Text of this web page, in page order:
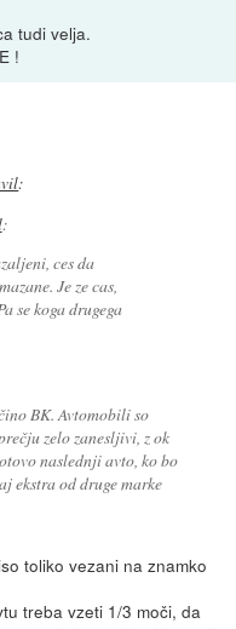
tudi velja.
!
:
:
ces da
Je ze cas,
se koga drugega
BK. Avtomobili so
zelo zanesljivi, z ok
naslednji avto, ko bo
ekstra od druge marke
toliko vezani na znamko
treba vzeti 1/3 moči, da